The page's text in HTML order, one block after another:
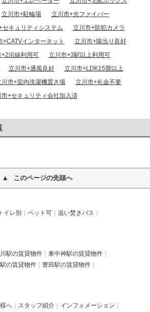
立川市+駐輪場
立川市+光ファイバー
セキュリティシステム
立川市+防犯カメラ
+CATVインターネット
立川市+陽当り良好
+2沿線利用可
立川市+3駅以上利用可
立川市+通風良好
立川市+LDK15畳以上
川市+室内洗濯機置き場
立川市+礼金不要
市+セキュリティ会社加入済
このページの先頭へ
イレ別 ペット可
追い焚きバス
駅の賃貸物件
東中神駅の賃貸物件
の賃貸物件
豊田駅の賃貸物件
へ スタッフ紹介
インフォメーション